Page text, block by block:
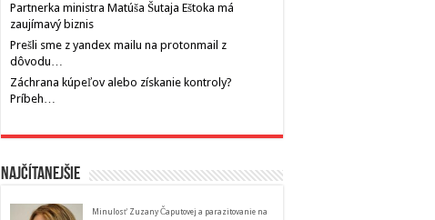
Partnerka ministra Matúša Šutaja Eštoka má
zaujímavý biznis
Prešli sme z yandex mailu na protonmail z
dôvodu…
Záchrana kúpeľov alebo získanie kontroly?
Príbeh…
Najčítanejšie
Minulosť Zuzany Čaputovej a parazitovanie na